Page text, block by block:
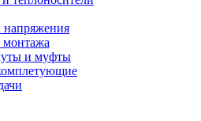
напряжения
и муфты